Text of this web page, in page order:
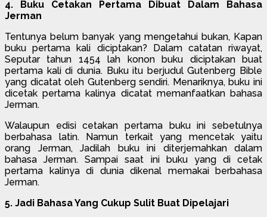
4. Buku Cetakan Pertama Dibuat Dalam Bahasa
Jerman
Tentunya belum banyak yang mengetahui bukan, Kapan
buku pertama kali diciptakan? Dalam catatan riwayat,
Seputar tahun 1454 lah konon buku diciptakan buat
pertama kali di dunia. Buku itu berjudul Gutenberg Bible
yang dicatat oleh Gutenberg sendiri. Menariknya, buku ini
dicetak pertama kalinya dicatat memanfaatkan bahasa
Jerman.
Walaupun edisi cetakan pertama buku ini sebetulnya
berbahasa latin. Namun terkait yang mencetak yaitu
orang Jerman, Jadilah buku ini diterjemahkan dalam
bahasa Jerman. Sampai saat ini buku yang di cetak
pertama kalinya di dunia dikenal memakai berbahasa
Jerman.
5. Jadi Bahasa Yang Cukup Sulit Buat Dipelajari